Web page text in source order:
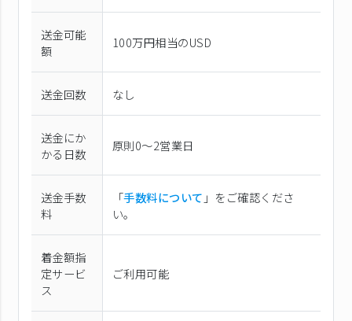
送金可能
額
100万円相当のUSD
送金回数 なし
送金にか
かる日数
原則0〜2営業日
送金手数
料
「手数料について 」をご確認くださ
い。
着金額指
定サービ
ス
ご利用可能